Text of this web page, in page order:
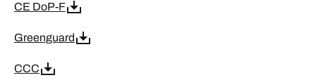
CE DoP-F
Greenguard
CCC